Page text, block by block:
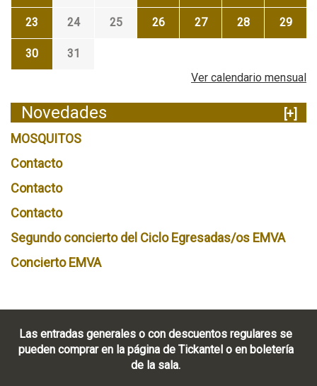
23 24 25 26 27 28 29
30
31
Ver calendario mensual
Novedades
[+]
MOSQUITOS
Contacto
Contacto
Contacto
Segundo concierto del Ciclo Egresadas/os EMVA
Concierto EMVA
Las entradas generales o con descuentos regulares se
pueden comprar en la página de Tickantel o en boletería
de la sala.